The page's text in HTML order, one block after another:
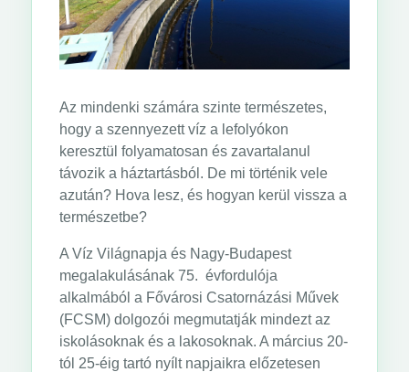
Az mindenki számára szinte természetes,
hogy a szennyezett víz a lefolyókon
keresztül folyamatosan és zavartalanul
távozik a háztartásból. De mi történik vele
azután? Hova lesz, és hogyan kerül vissza a
természetbe?
A Víz Világnapja és Nagy-Budapest
megalakulásának 75. évfordulója
alkalmából a Fővárosi Csatornázási Művek
(FCSM) dolgozói megmutatják mindezt az
iskolásoknak és a lakosoknak. A március 20-
tól 25-éig tartó nyílt napjaikra előzetesen